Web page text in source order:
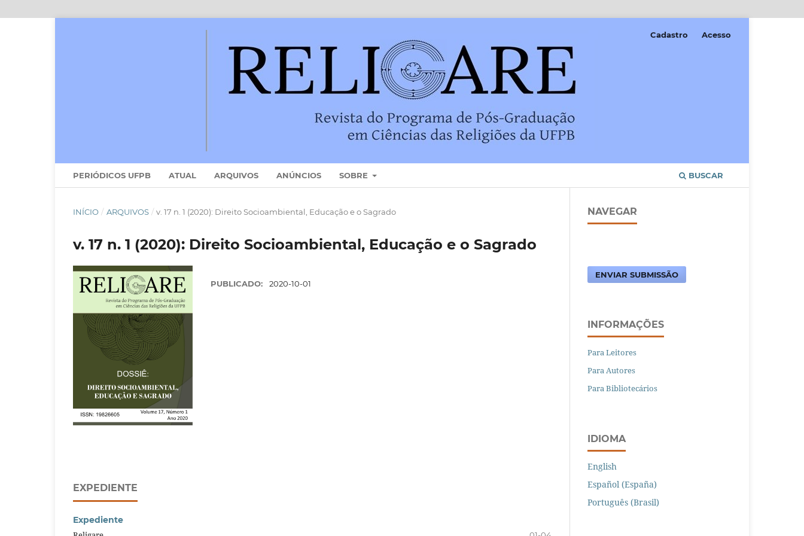
PERIÓDICOS UFPB ATUAL ARQUIVOS ANÚNCIOS SOBRE BUSCAR
Cadastro Acesso
INÍCIO / ARQUIVOS / v. 17 n. 1 (2020): Direito Socioambiental, Educação e o Sagrado
v. 17 n. 1 (2020): Direito Socioambiental, Educação e o Sagrado
PUBLICADO: 2020-10-01
EXPEDIENTE
Expediente
NAVEGAR
ENVIAR SUBMISSÃO
INFORMAÇÕES
Para Leitores
Para Autores
Para Bibliotecários
IDIOMA
English
Español (España)
Português (Brasil)